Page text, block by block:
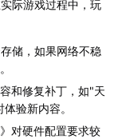
际游戏过程中，玩
储，如果网络不稳
和修复补丁，如"天
验新内容。
对硬件配置要求较